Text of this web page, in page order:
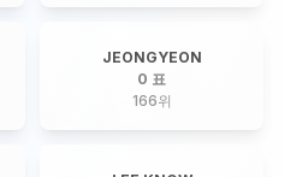
JEONGYEON
0 표
166위